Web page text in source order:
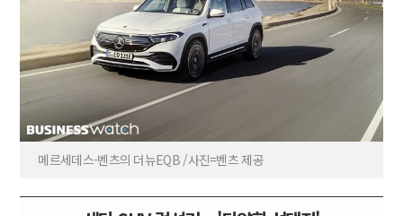
메르세데스-벤츠의 더뉴EQB /사진=벤츠 제공